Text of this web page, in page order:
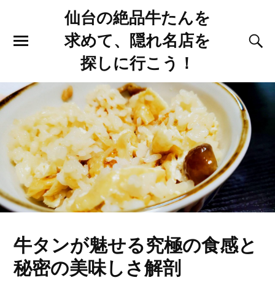
仙台の絶品牛たんを
求めて、隠れ名店を
探しに行こう！
牛タンが魅せる究極の食感と
秘密の美味しさ解剖